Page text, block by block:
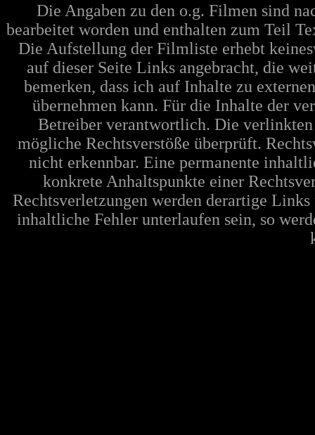
Die Angaben zu den o.g. Filmen sind
bearbeitet worden und enthalten zum Teil
Die Aufstellung der Filmliste erhebt
auf dieser Seite Links angebracht, die
bemerken, dass ich auf Inhalte zu
übernehmen kann. Für die Inhalte der
Betreiber verantwortlich. Die
mögliche Rechtsverstöße überprüft.
nicht erkennbar. Eine permanente
konkrete Anhaltspunkte einer
Rechtsverletzungen werden derartige
inhaltliche Fehler unterlaufen sein, so